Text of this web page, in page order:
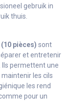
gebruik in
thuis.
pièces) sont
et entretenir
Ils permettent une
les cils
les rend
pour un